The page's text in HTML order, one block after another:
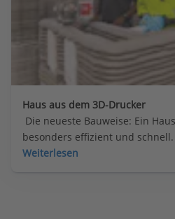
Haus aus dem 3D-Drucker
Die neueste Bauweise: Ein
besonders effizient und schnell.
Weiterlesen